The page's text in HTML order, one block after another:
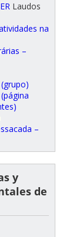
Laudos
na
–
–
y
de